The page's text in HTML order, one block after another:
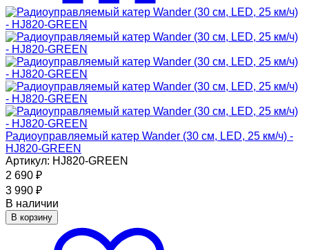
Радиоуправляемый катер Wander (30 см, LED, 25 км/ч) -
HJ820-GREEN
Артикул: HJ820-GREEN
2 690 ₽
3 990 ₽
В наличии
В корзину